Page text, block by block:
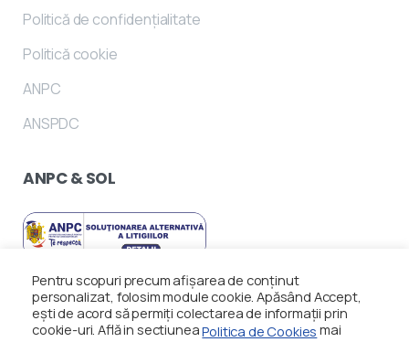
Politică de confidențialitate
Politică cookie
ANPC
ANSPDC
ANPC & SOL
Pentru scopuri precum afișarea de conținut
personalizat, folosim module cookie. Apăsând Accept,
ești de acord să permiți colectarea de informații prin
cookie-uri. Află in sectiuneaPolitica de Cookies mai